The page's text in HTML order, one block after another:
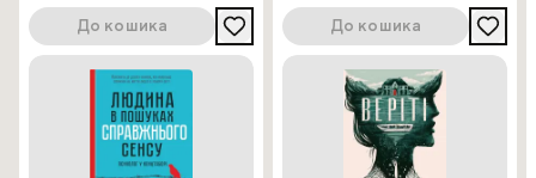
До кошика До кошика